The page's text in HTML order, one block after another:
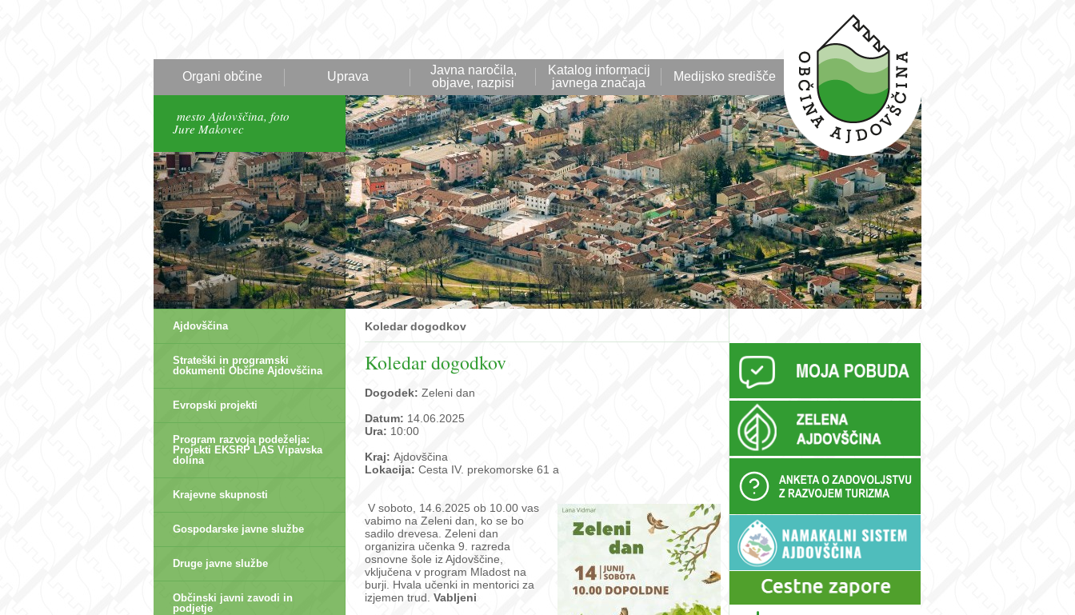
Organi občine Uprava
Javna naročila,
objave, razpisi
Katalog informacij
javnega značaja
Medijsko središče
mesto Ajdovščina, foto
Jure Makovec
Ajdovščina
Strateški in programski
dokumenti Občine Ajdovščina
Evropski projekti
Program razvoja podeželja:
Projekti EKSRP LAS Vipavska
dolina
Krajevne skupnosti
Gospodarske javne službe
Druge javne službe
Občinski javni zavodi in
podjetje
Koledar dogodkov
Koledar dogodkov
Dogodek: Zeleni dan
Datum: 14.06.2025
Ura: 10:00
Kraj: Ajdovščina
Lokacija: Cesta IV. prekomorske 61 a
V soboto, 14.6.2025 ob 10.00 vas
vabimo na Zeleni dan, ko se bo
sadilo drevesa. Zeleni dan
organizira učenka 9. razreda
osnovne šole iz Ajdovščine,
vključena v program Mladost na
burji. Hvala učenki in mentorici za
izjemen trud. Vabljeni